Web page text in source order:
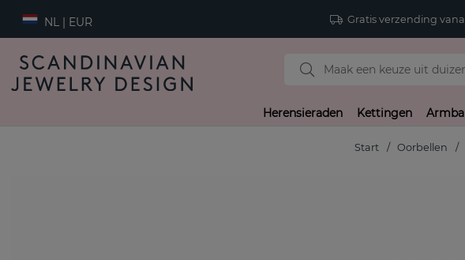
NL | EUR Gratis verzending
Herensieraden Kettingen
Start Oorbellen